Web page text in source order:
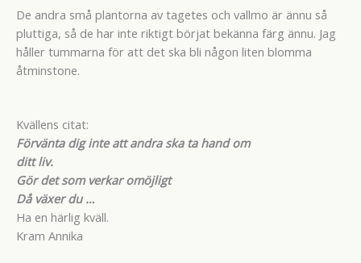
De andra små plantorna av tagetes och vallmo är ännu så
pluttiga, så de har inte riktigt börjat bekänna färg ännu. Jag
håller tummarna för att det ska bli någon liten blomma
åtminstone.
Kvällens citat:
Förvänta dig inte att andra ska ta hand om
ditt liv.
Gör det som verkar omöjligt
Då växer du …
Ha en härlig kväll.
Kram Annika